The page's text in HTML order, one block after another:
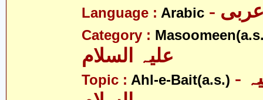
Language : Arabic عربی
Category :
Topic : Ahl-e-Bait(a.s.) - اہلبیت علیہ